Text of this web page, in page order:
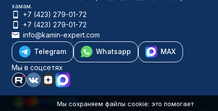
хамам.
+7 (423) 279-01-72
+7 (423) 279-01-72
info@kamin-expert.com
Telegram
Whatsapp
MAX
Мы в соцсетях
Мы сохраняем файлы cookie: это помогает